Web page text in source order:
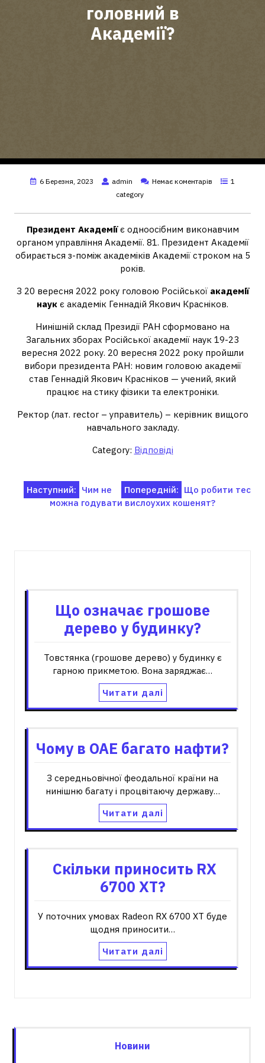
головний в
Академії?
6 Березня, 2023 admin Немає коментарів
1
category
Президент Академіїє одноосібним виконавчим
органом управління Академії. 81. Президент Академії
обирається з-поміж академіків Академії строком на 5
років.
З 20 вересня 2022 року головою Російської академії
наук є академік Геннадій Якович Красніков.
Нинішній склад Президії РАН сформовано на
Загальних зборах Російської академії наук 19-23
вересня 2022 року. 20 вересня 2022 року пройшли
вибори президента РАН: новим головою академії
став Геннадій Якович Красніков — учений, який
працює на стику фізики та електроніки.
Ректор (лат. rector – управитель) – керівник вищого
навчального закладу.
Category: Відповіді
Навігація
записів
Попередній: Що робити тес
Наступний: Чим не
можна годувати вислоухих кошенят?
Що означає грошове
дерево у будинку?
Товстянка (грошове дерево) у будинку є
гарною прикметою. Вона заряджає…
Читати далі
Чому в ОАЕ багато нафти?
З середньовічної феодальної країни на
нинішню багату і процвітаючу державу…
Читати далі
Скільки приносить RX
6700 XT?
У поточних умовах Radeon RX 6700 XT буде
щодня приносити…
Читати далі
Новини